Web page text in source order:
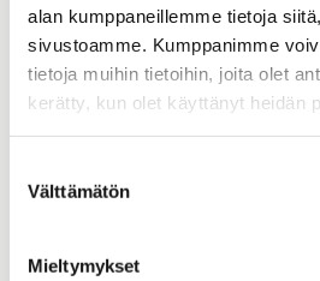
alan kumppaneillemme tietoja
sivustoamme. Kumppanimme
tietoja muihin tietoihin, joita olet
kerätty, kun olet käyttänyt heidän
valinta
Välttämätön
Mieltymykset
120,00€
Näytä tuote